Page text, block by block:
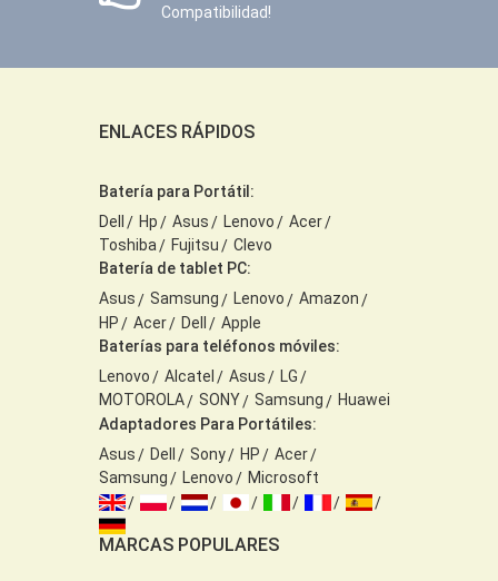
Compatibilidad!
ENLACES RÁPIDOS
Batería para Portátil:
Dell
Hp Asus Lenovo
Acer
Toshiba
Fujitsu
Clevo
Batería de tablet PC:
Asus
Samsung Lenovo
Amazon
HP
Acer Dell
Apple
Baterías para teléfonos móviles:
Lenovo
Alcatel Asus
LG
MOTOROLA
SONY Samsung
Huawei
Adaptadores Para Portátiles:
Asus
Dell Sony HP
Acer
Samsung
Lenovo Microsoft
MARCAS POPULARES